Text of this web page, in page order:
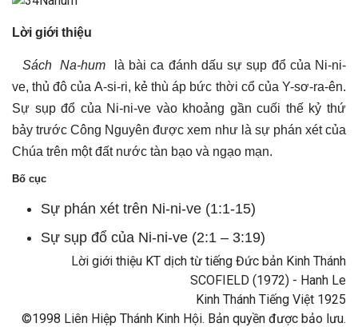
Lời giới thiệu
Sách Na-hum là bài ca đánh dấu sự sụp đổ của Ni-ni-
ve, thủ đô của A-si-ri, kẻ thù áp bức thời cổ của Y-sơ-ra-ên.
Sự sụp đổ của Ni-ni-ve vào khoảng gần cuối thế kỷ thứ
bảy trước Công Nguyên được xem như là sự phán xét của
Chúa trên một đất nước tàn bạo và ngạo mạn.
Bố cục
Sự phán xét trên Ni-ni-ve (1:1-15)
Sự sụp đổ của Ni-ni-ve (2:1 – 3:19)
Lời giới thiệu KT dịch từ tiếng Đức bản Kinh Thánh
SCOFIELD (1972) - Hanh Le
Kinh Thánh Tiếng Việt 1925
©1998 Liên Hiệp Thánh Kinh Hội. Bản quyền được bảo lưu.